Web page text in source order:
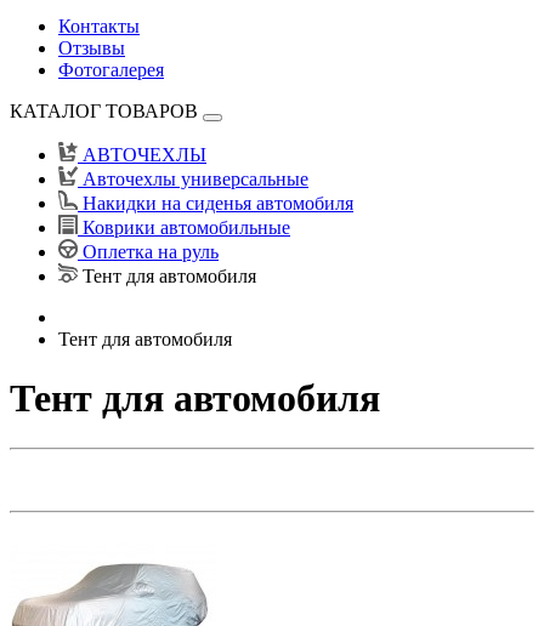
Контакты
Отзывы
Фотогалерея
КАТАЛОГ ТОВАРОВ
АВТОЧЕХЛЫ
Авточехлы универсальные
Накидки на сиденья автомобиля
Коврики автомобильные
Оплетка на руль
Тент для автомобиля
Тент для автомобиля
Тент для автомобиля